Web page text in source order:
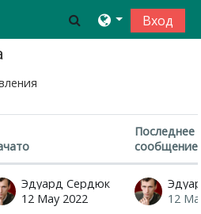
Toggle search
Вход
Показано 1 из
Последнее
сообщение
Эдуард Сердюк
12 May 2022
12